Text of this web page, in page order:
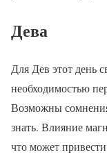
Дева
Для Дев этот день
необходимостью
Возможны
знать. Влияние
что может